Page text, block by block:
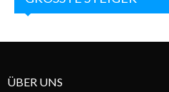
ÜBER UNS